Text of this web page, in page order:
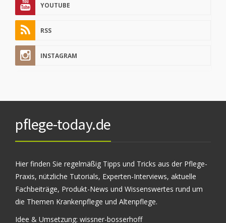
YOUTUBE
RSS
INSTAGRAM
pflege-today.de
Hier finden Sie regelmäßig Tipps und Tricks aus der Pflege-
Praxis, nützliche Tutorials, Experten-Interviews, aktuelle
Fachbeiträge, Produkt-News und Wissenswertes rund um
die Themen Krankenpflege und Altenpflege.
Idee & Umsetzung: wissner-bosserhoff